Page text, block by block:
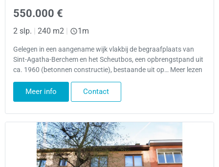
550.000 €
2 slp. | 240 m2 | 1m
Gelegen in een aangename wijk vlakbij de begraafplaats van
Sint-Agatha-Berchem en het Scheutbos, een opbrengstpand uit
ca. 1960 (betonnen constructie), bestaande uit op… Meer lezen
Meer info Contact